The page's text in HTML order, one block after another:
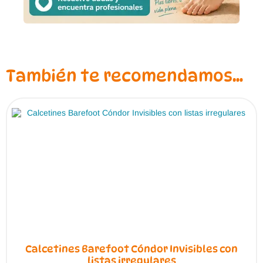
También te recomendamos…
Calcetines Barefoot Cóndor Invisibles con